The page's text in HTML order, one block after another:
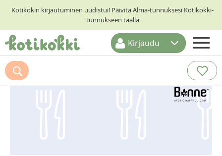
Kotikokin kirjautuminen uudistui! Päivitä Alma-tunnuksesi Kotikokki-
tunnukseen täällä
ETUSIVU
RESEPTIHAKU
Kirjaudu
Suosittelemme myös